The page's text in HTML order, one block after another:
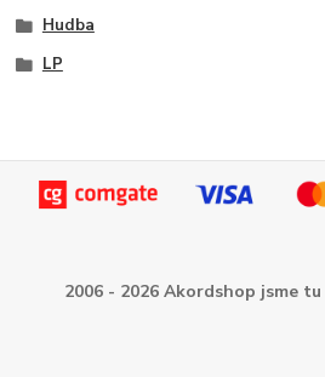
Hudba
LP
2006 - 2026 Akordshop jsme